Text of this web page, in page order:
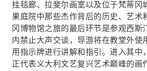
挂毯廊、拉斐尔画室以及位于梵蒂冈
果庭院中那些杰作背后的历史、艺术
冈博物馆之旅的最后环节是参观西斯
内禁止大声交谈，导游将在教堂外使
用指示牌进行讲解和指引。进入其中
正代表义大利文艺复兴艺术巅峰的画